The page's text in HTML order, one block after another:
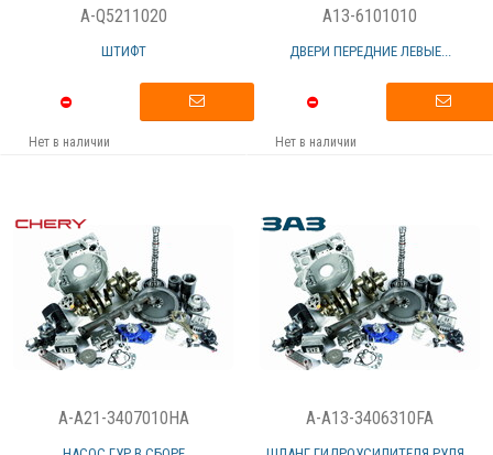
A-Q5211020
ШТИФТ
Нет в наличии
A13-6101010
ДВЕРИ ПЕРЕДНИЕ ЛЕВЫЕ...
Нет в наличии
A-A21-3407010HA A-A13-3406310FA